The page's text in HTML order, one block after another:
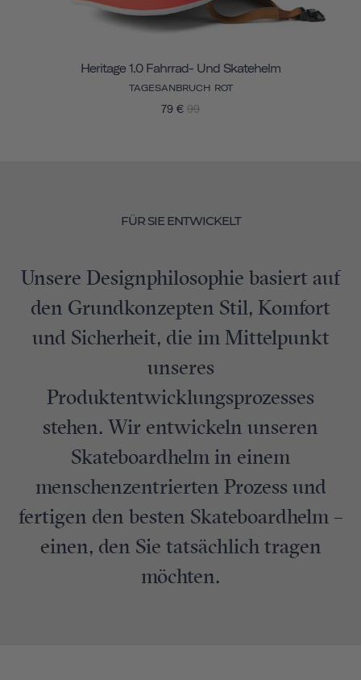
Heritage 1.0 Fahrrad- Und Skatehelm
TAGESANBRUCH ROT
79 € 99
FÜR SIE ENTWICKELT
Unsere Designphilosophie basiert auf
den Grundkonzepten Stil, Komfort
und Sicherheit, die im Mittelpunkt
unseres
Produktentwicklungsprozesses
stehen. Wir entwickeln unseren
Skateboardhelm in einem
menschenzentrierten Prozess und
fertigen den besten Skateboardhelm –
einen, den Sie tatsächlich tragen
möchten.